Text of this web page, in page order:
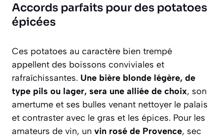
Accords parfaits pour des potatoes
épicées
Ces potatoes au caractère bien trempé
appellent des boissons conviviales et
rafraîchissantes. Une bière blonde légère, de
type pils ou lager, sera une alliée de choix, son
amertume et ses bulles venant nettoyer le palais
et contraster avec le gras et les épices. Pour les
amateurs de vin, un vin rosé de Provence, sec